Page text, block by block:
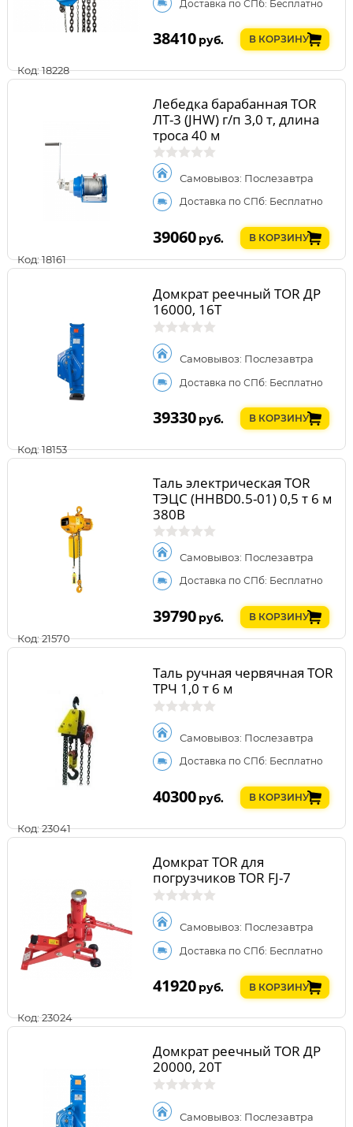
Код: 18228
Доставка по СПб: Бесплатно
38410 руб. В КОРЗИНУ
Код: 18161
Лебедка барабанная TOR
ЛТ-3 (JHW) г/п 3,0 т, длина
троса 40 м
Самовывоз: Послезавтра
Доставка по СПб: Бесплатно
39060 руб. В КОРЗИНУ
Код: 18153
Домкрат реечный TOR ДР
16000, 16Т
Самовывоз: Послезавтра
Доставка по СПб: Бесплатно
39330 руб. В КОРЗИНУ
Код: 21570
Таль электрическая TOR
ТЭЦС (HHBD0.5-01) 0,5 т 6 м
380В
Самовывоз: Послезавтра
Доставка по СПб: Бесплатно
39790 руб. В КОРЗИНУ
Код: 23041
Таль ручная червячная TOR
ТРЧ 1,0 т 6 м
Самовывоз: Послезавтра
Доставка по СПб: Бесплатно
40300 руб. В КОРЗИНУ
Код: 23024
Домкрат TOR для
погрузчиков TOR FJ-7
Самовывоз: Послезавтра
Доставка по СПб: Бесплатно
41920 руб. В КОРЗИНУ
Домкрат реечный TOR ДР
20000, 20Т
Самовывоз: Послезавтра